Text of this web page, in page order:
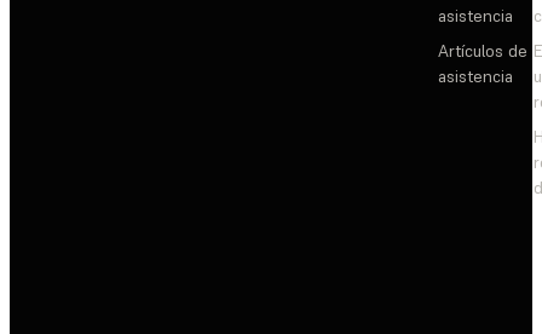
asistencia
Artículos de
asistencia